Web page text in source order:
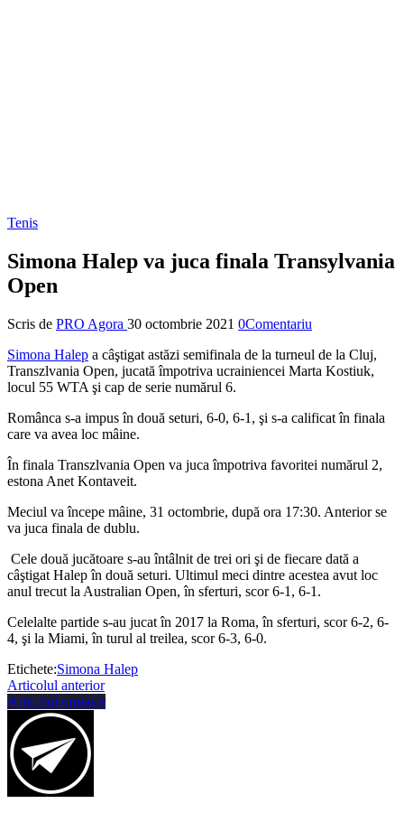
Tenis
Simona Halep va juca finala Transylvania
Open
Scris de PRO Agora 30 octombrie 2021 0Comentariu
Simona Halep a câştigat astăzi semifinala de la turneul de la Cluj,
Transzlvania Open, jucată împotriva ucrainiencei Marta Kostiuk,
locul 55 WTA şi cap de serie numărul 6.
Românca s-a impus în două seturi, 6-0, 6-1, şi s-a calificat în finala
care va avea loc mâine.
În finala Transzlvania Open va juca împotriva favoritei numărul 2,
estona Anet Kontaveit.
Meciul va începe mâine, 31 octombrie, după ora 17:30. Anterior se
va juca finala de dublu.
Cele două jucătoare s-au întâlnit de trei ori şi de fiecare dată a
câştigat Halep în două seturi. Ultimul meci dintre acestea avut loc
anul trecut la Australian Open, în sferturi, scor 6-1, 6-1.
Celelalte partide s-au jucat în 2017 la Roma, în sferturi, scor 6-2, 6-
4, şi la Miami, în turul al treilea, scor 6-3, 6-0.
Etichete:Simona Halep
Articolul anterior
Articolul următor